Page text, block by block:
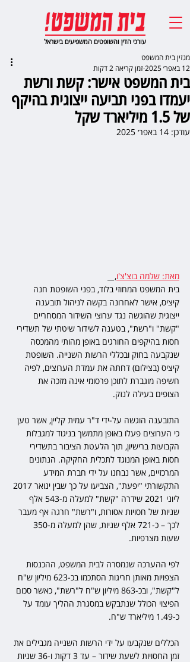
עורכי הדין והשופטים המשפיעים בישראל
בית המשפט אישר: קשת ורשת
יעמדו בפני תביעה ייצוגית בהיקף
של 1.5 מיליארד שקל
מגזין בית המשפט
12 באפר׳ 2025
זמן קריאה 2 דקות
עודכן: 14 באפר׳ 2025
מאת: שלמה בוצ'צ'ו,
בית המשפט המחוזי בלוד, בפני השופטת חנה
קיציס, אישר לאחרונה בקשה לניהול תובענה
ייצוגית שהוגשה נגד ערוצי השידור המסחריים
"קשת" ו"רשת", בטענה לשידור שיטתי של תשדירי
חסות בהיקפים החורגים באופן מהותי מהמכסה
שנקבעה בחוק ובכללי הרשות השנייה. השופטת
קיציס (בצילום) דחתה את עמדת הערוצים, לפיה
חשיפה מוגברת לתוכן פרסומי אינה מזכה את
הצופים בעילה לנזק.
התובענה הוגשה על-ידי ד"ר עמית קליין, אשר טען
כי הערוצים פעלו באופן מתמשך בניגוד למגבלות
הקבועות ברישיון, תוך הלעטת הציבור בתשדירי
חסות באופן המנוגד לתכלית החקיקה. הנתונים
המרכזיים, אשר נבחנו על ידי חברת המידע
ליוני 2021 שידרה "קשת" למעלה מ-543 אלף
שניות של חסויות אסורות, ו"רשת" חרגה אף מעבר
שעות מצרפיות.
לפי ההערכה שנמסרה לבית המשפט, ההכנסות
הצפויות מאותן חריגות הסתכמו בכ-623 מיליון ש"ח
ל"קשת", ובכ-863 מיליון ש"ח ל"רשת", כאשר סכום
הפיצוי הכולל שנתבקש במסגרת ההליך עומד על
כ-1.49 מיליארד ש"ח.
הכללים שנקבעו על ידי הרשות השנייה מגבילים את
זמן החסויות לשעת שידור – עד 3 דקות ו-36 שניות